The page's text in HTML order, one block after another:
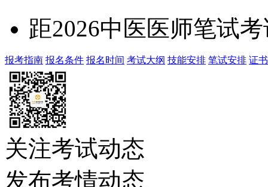
距2026中医医师笔试
报考指南 报名条件 报名时间 考试大纲 技能安排 笔试安排 证
关注考试动态
发布考情动态